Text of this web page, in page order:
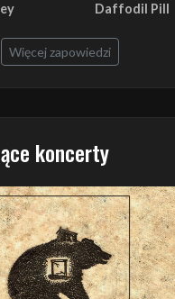
Daffodil Pill
Więcej zapowiedzi
koncerty